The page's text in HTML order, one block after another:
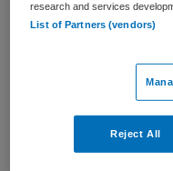
Deze vacature
VVT bij Stichting
research and services
List of Partners (vendors)
Reject All